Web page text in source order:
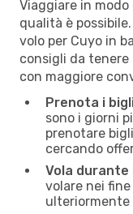
Viaggiare in
qualità è
volo per Cuyo in
consigli da tenere
con maggiore
Prenota i
sono i giorni
prenotare
cercando
Vola
volare nei
ulteriormente